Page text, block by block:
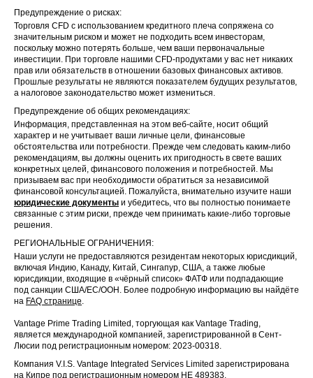
Предупреждение о рисках:
Торговля CFD с использованием кредитного плеча сопряжена со
значительным риском и может не подходить всем инвесторам,
поскольку можно потерять больше, чем ваши первоначальные
инвестиции. При торговле нашими CFD-продуктами у вас нет никаких
прав или обязательств в отношении базовых финансовых активов.
Прошлые результаты не являются показателем будущих результатов,
а налоговое законодательство может измениться.
Предупреждение об общих рекомендациях:
Информация, представленная на этом веб-сайте, носит общий
характер и не учитывает ваши личные цели, финансовые
обстоятельства или потребности. Прежде чем следовать каким-либо
рекомендациям, вы должны оценить их пригодность в свете ваших
конкретных целей, финансового положения и потребностей. Мы
призываем вас при необходимости обратиться за независимой
финансовой консультацией. Пожалуйста, внимательно изучите наши
юридические документы и убедитесь, что вы полностью понимаете
связанные с этим риски, прежде чем принимать какие-либо торговые
решения.
РЕГИОНАЛЬНЫЕ ОГРАНИЧЕНИЯ:
Наши услуги не предоставляются резидентам некоторых юрисдикций,
включая Индию, Канаду, Китай, Сингапур, США, а также любые
юрисдикции, входящие в «чёрный список» ФАТФ или подпадающие
под санкции США/ЕС/ООН. Более подробную информацию вы найдёте
на FAQ странице.
Vantage Prime Trading Limited, торгующая как Vantage Trading,
является международной компанией, зарегистрированной в Сент-
Люсии под регистрационным номером: 2023-00318.
Компания V.I.S. Vantage Integrated Services Limited зарегистрирована
на Кипре под регистрационным номером HE 489383.